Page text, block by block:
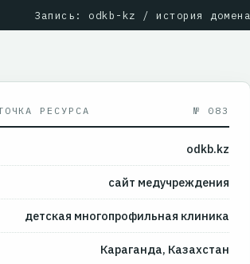
Запись: odkb-kz / история домена
РЕСУРСА № 083
odkb.kz
сайт медучреждения
детская многопрофильная клиника
Караганда, Казахстан